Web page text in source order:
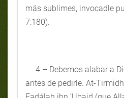
más sublimes, invocadle
7:180).
4 – Debemos alabar a
antes de pedirle. At-